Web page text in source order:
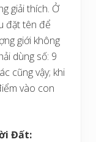
giải thích. Ở
đặt tên để
giới không
dùng số: 9
cũng vậy; khi
vào con
Đất: